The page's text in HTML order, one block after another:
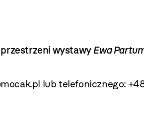
wystawyEwa
lub telefonicznego: